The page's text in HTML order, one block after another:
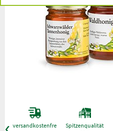
versandkostenfre
Spitzenqualität